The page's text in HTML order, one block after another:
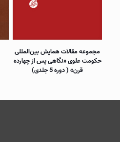
مجموعه مقالات همايش بین‌المللی
حكومت علوی «نگاهی پس از چهارده
قرن» ( دوره 5 جلدی)